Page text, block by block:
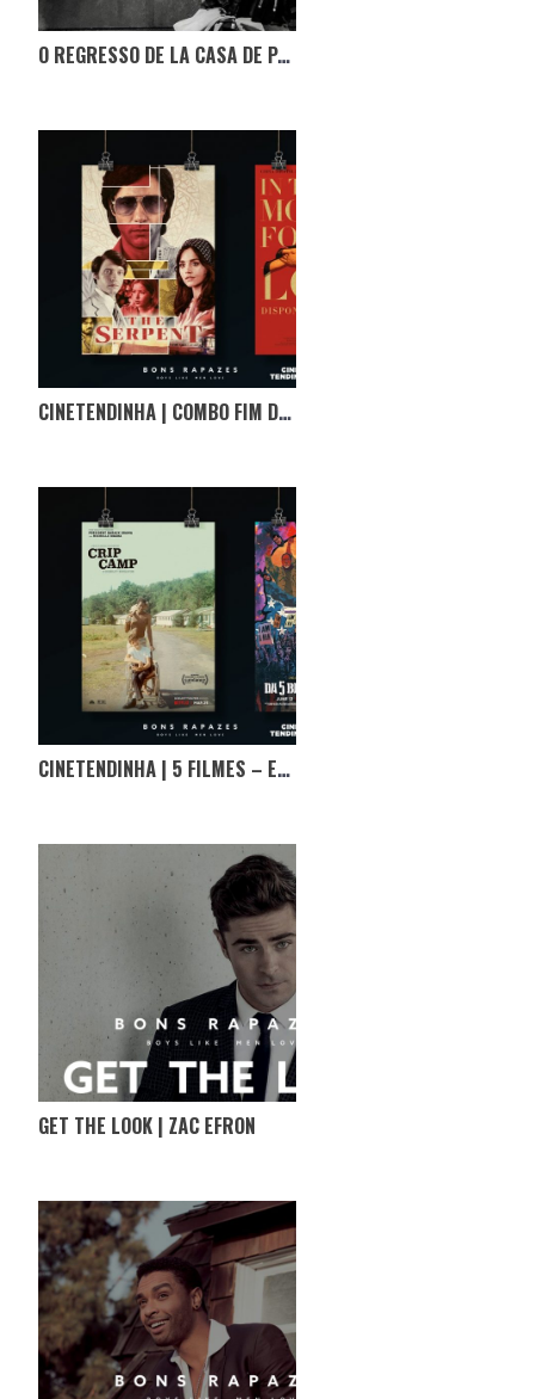
O REGRESSO DE LA CASA DE PAPEL
CINETENDINHA | COMBO FIM DE SEMANA
CINETENDINHA | 5 FILMES – ESPECIAL ÓSCARES
GET THE LOOK | ZAC EFRON